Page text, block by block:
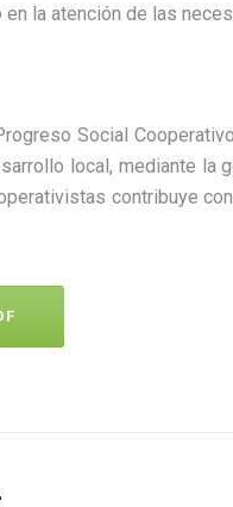
en la atención de las
Social
local, mediante la
contribuye